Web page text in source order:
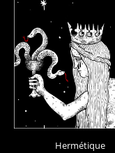
Hermétique